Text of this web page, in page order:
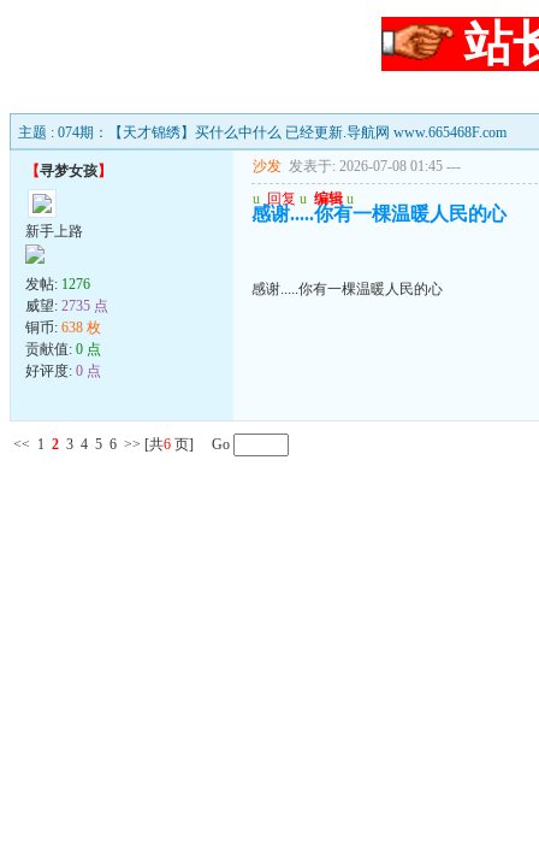
站
主题 : 074期：【天才锦绣】买什么中什么 已经更新.导航网 www.665468F.com
【寻梦女孩】
新手上路
发帖: 1276
威望: 2735 点
铜币: 638 枚
贡献值: 0 点
好评度: 0 点
沙发 发表于: 2026-07-08 01:45 ---
u 回复 u 编辑 u
感谢.....你有一棵温暖人民的心
感谢.....你有一棵温暖人民的心
<< 1 2 3 4 5 6 >> [共6 页] Go